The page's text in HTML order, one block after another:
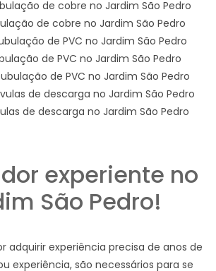
de cobre no Jardim São Pedro
de cobre no Jardim São Pedro
de PVC no Jardim São Pedro
de PVC no Jardim São Pedro
de PVC no Jardim São Pedro
de descarga no Jardim São Pedro
de descarga no Jardim São Pedro
experiente no
São Pedro!
adquirir experiência precisa de anos de
experiência, são necessários para se